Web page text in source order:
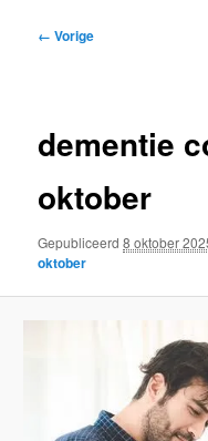
Afbeeldingsnavigatie
← Vorige
dementie
oktober
Gepubliceerd8 oktober
oktober